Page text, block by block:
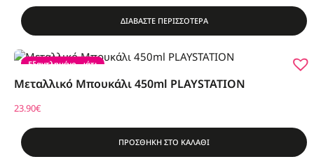
ΔΙΑΒΑΣΤΕ ΠΕΡΙΣΣΟΤΕΡΑ
Εξαντλημένο
Τελευταίο κομμάτι
Μεταλλικό Μπουκάλι 450ml PLAYSTATION
23.90€
ΠΡΟΣΘΗΚΗ ΣΤΟ ΚΑΛΑΘΙ